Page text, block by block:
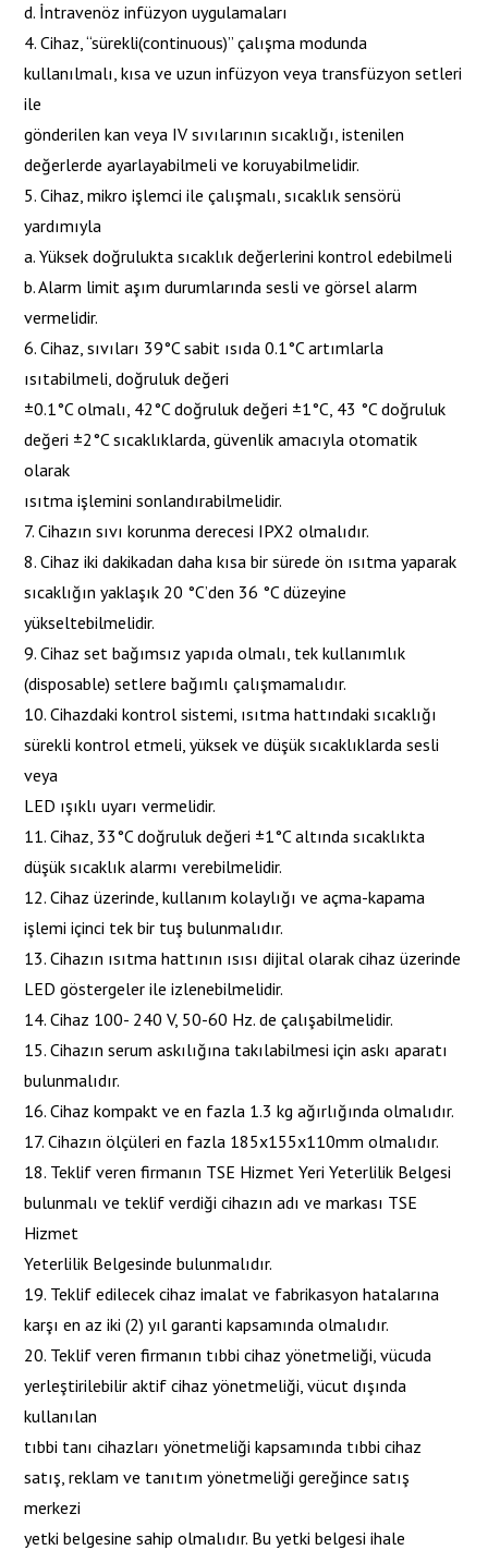
d. İntravenöz infüzyon uygulamaları
4. Cihaz, “sürekli(continuous)” çalışma modunda
kullanılmalı, kısa ve uzun infüzyon veya transfüzyon setleri
ile
gönderilen kan veya IV sıvılarının sıcaklığı, istenilen
değerlerde ayarlayabilmeli ve koruyabilmelidir.
5. Cihaz, mikro işlemci ile çalışmalı, sıcaklık sensörü
yardımıyla
a. Yüksek doğrulukta sıcaklık değerlerini kontrol edebilmeli
b. Alarm limit aşım durumlarında sesli ve görsel alarm
vermelidir.
6. Cihaz, sıvıları 39°C sabit ısıda 0.1°C artımlarla
ısıtabilmeli, doğruluk değeri
±0.1°C olmalı, 42°C doğruluk değeri ±1°C, 43 °C doğruluk
değeri ±2°C sıcaklıklarda, güvenlik amacıyla otomatik
olarak
ısıtma işlemini sonlandırabilmelidir.
7. Cihazın sıvı korunma derecesi IPX2 olmalıdır.
8. Cihaz iki dakikadan daha kısa bir sürede ön ısıtma yaparak
sıcaklığın yaklaşık 20 °C’den 36 °C düzeyine
yükseltebilmelidir.
9. Cihaz set bağımsız yapıda olmalı, tek kullanımlık
(disposable) setlere bağımlı çalışmamalıdır.
10. Cihazdaki kontrol sistemi, ısıtma hattındaki sıcaklığı
sürekli kontrol etmeli, yüksek ve düşük sıcaklıklarda sesli
veya
LED ışıklı uyarı vermelidir.
11. Cihaz, 33°C doğruluk değeri ±1°C altında sıcaklıkta
düşük sıcaklık alarmı verebilmelidir.
12. Cihaz üzerinde, kullanım kolaylığı ve açma-kapama
işlemi içinci tek bir tuş bulunmalıdır.
13. Cihazın ısıtma hattının ısısı dijital olarak cihaz üzerinde
LED göstergeler ile izlenebilmelidir.
14. Cihaz 100- 240 V, 50-60 Hz. de çalışabilmelidir.
15. Cihazın serum askılığına takılabilmesi için askı aparatı
bulunmalıdır.
16. Cihaz kompakt ve en fazla 1.3 kg ağırlığında olmalıdır.
17. Cihazın ölçüleri en fazla 185x155x110mm olmalıdır.
18. Teklif veren firmanın TSE Hizmet Yeri Yeterlilik Belgesi
bulunmalı ve teklif verdiği cihazın adı ve markası TSE
Hizmet
Yeterlilik Belgesinde bulunmalıdır.
19. Teklif edilecek cihaz imalat ve fabrikasyon hatalarına
karşı en az iki (2) yıl garanti kapsamında olmalıdır.
20. Teklif veren firmanın tıbbi cihaz yönetmeliği, vücuda
yerleştirilebilir aktif cihaz yönetmeliği, vücut dışında
kullanılan
tıbbi tanı cihazları yönetmeliği kapsamında tıbbi cihaz
satış, reklam ve tanıtım yönetmeliği gereğince satış
merkezi
yetki belgesine sahip olmalıdır. Bu yetki belgesi ihale